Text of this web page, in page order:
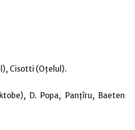
Cisotti (Oțelul).
D. Popa, Panţîru, Baeten